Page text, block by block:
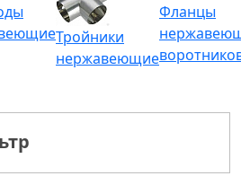
Тройники
нержавеющие
Фланцы